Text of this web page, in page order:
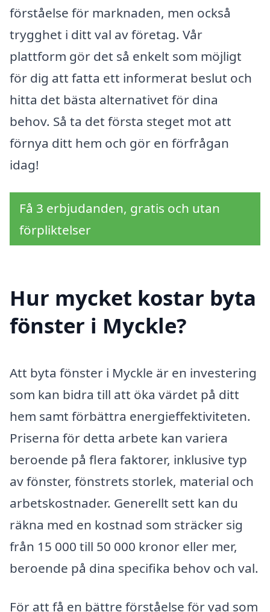
förståelse för marknaden, men också
trygghet i ditt val av företag. Vår
plattform gör det så enkelt som möjligt
för dig att fatta ett informerat beslut och
hitta det bästa alternativet för dina
behov. Så ta det första steget mot att
förnya ditt hem och gör en förfrågan
idag!
Få 3 erbjudanden, gratis och utan
förpliktelser
Hur mycket kostar byta
fönster i Myckle?
Att byta fönster i Myckle är en investering
som kan bidra till att öka värdet på ditt
hem samt förbättra energieffektiviteten.
Priserna för detta arbete kan variera
beroende på flera faktorer, inklusive typ
av fönster, fönstrets storlek, material och
arbetskostnader. Generellt sett kan du
räkna med en kostnad som sträcker sig
från 15 000 till 50 000 kronor eller mer,
beroende på dina specifika behov och val.
För att få en bättre förståelse för vad som